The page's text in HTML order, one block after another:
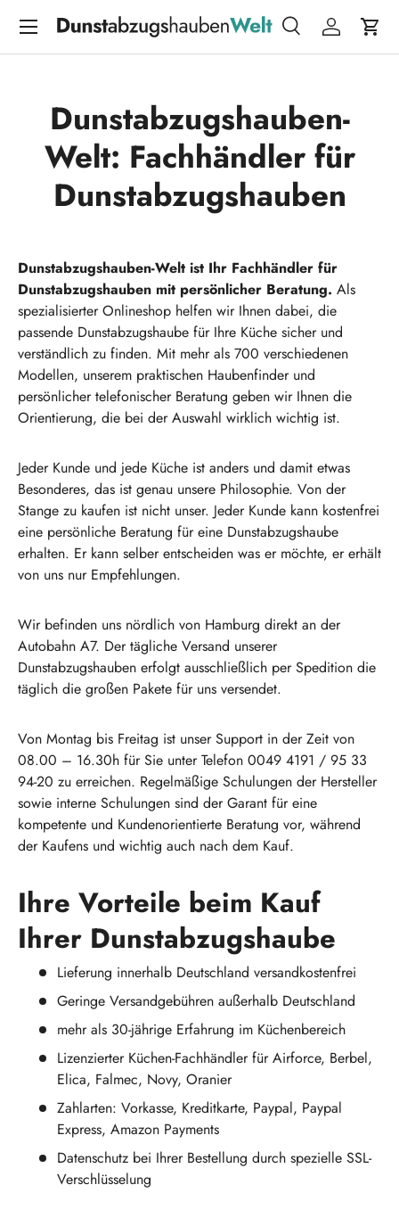
DIREKT ZUM INHALT
Suchen
SucheEinloggen
Menü
Dunstabzugshauben-
Welt: Fachhändler für
Dunstabzugshauben
Dunstabzugshauben-Welt ist Ihr Fachhändler für
Dunstabzugshauben mit persönlicher Beratung. Als
spezialisierter Onlineshop helfen wir Ihnen dabei, die
passende Dunstabzugshaube für Ihre Küche sicher und
verständlich zu finden. Mit mehr als 700 verschiedenen
Modellen, unserem praktischen Haubenfinder und
persönlicher telefonischer Beratung geben wir Ihnen die
Orientierung, die bei der Auswahl wirklich wichtig ist.
Jeder Kunde und jede Küche ist anders und damit etwas
Besonderes, das ist genau unsere Philosophie. Von der
Stange zu kaufen ist nicht unser. Jeder Kunde kann kostenfrei
eine persönliche Beratung für eine Dunstabzugshaube
erhalten. Er kann selber entscheiden was er möchte, er erhält
von uns nur Empfehlungen.
Wir befinden uns nördlich von Hamburg direkt an der
Autobahn A7. Der tägliche Versand unserer
Dunstabzugshauben erfolgt ausschließlich per Spedition die
täglich die großen Pakete für uns versendet.
Von Montag bis Freitag ist unser Support in der Zeit von
08.00 – 16.30h für Sie unter Telefon 0049 4191 / 95 33
94-20 zu erreichen. Regelmäßige Schulungen der Hersteller
sowie interne Schulungen sind der Garant für eine
kompetente und Kundenorientierte Beratung vor, während
der Kaufens und wichtig auch nach dem Kauf.
Ihre Vorteile beim Kauf
Ihrer Dunstabzugshaube
Lieferung innerhalb Deutschland versandkostenfrei
Geringe Versandgebühren außerhalb Deutschland
mehr als 30-jährige Erfahrung im Küchenbereich
Lizenzierter Küchen-Fachhändler für Airforce, Berbel,
Elica, Falmec, Novy, Oranier
Zahlarten: Vorkasse, Kreditkarte, Paypal, Paypal
Express, Amazon Payments
Datenschutz bei Ihrer Bestellung durch spezielle SSL-
Verschlüsselung